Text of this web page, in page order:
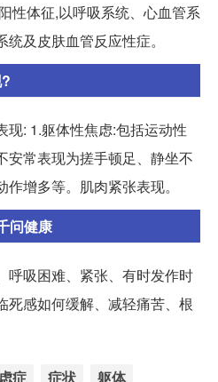
性体征,以呼吸系统、心血管系
及皮肤血管反应性症。
现: 1.躯体性焦虑:包括运动性
安常表现为搓手顿足、静坐不
增多等。肌肉紧张表现。
问健康
呼吸困难、紧张、有时发作时
死感如何缓解、减轻痛苦、根
症 症状 躯体